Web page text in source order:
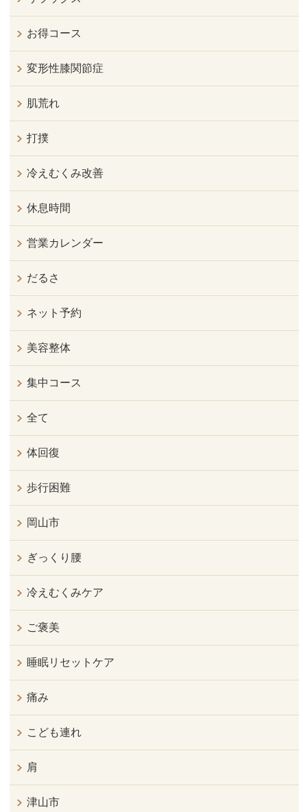
お得コース
変形性膝関節症
肌荒れ
打撲
冷えむくみ改善
休息時間
営業カレンダー
だるさ
ネット予約
美容整体
集中コース
全て
体回復
歩行困難
岡山市
ぎっくり腰
冷えむくみケア
ご褒美
睡眠リセットケア
痛み
こども連れ
肩
津山市